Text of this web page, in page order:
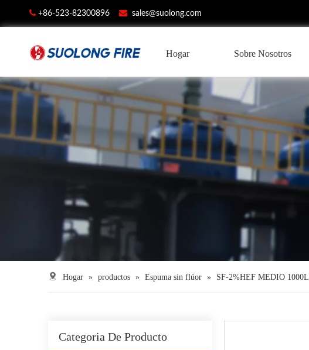
 +86-523-82300896  sales@suolong.com
Hogar Sobre Nosotros
Hogar » productos » Espuma sin flúor » SF-2%HEF MEDIO 1000L
Categoria De Producto